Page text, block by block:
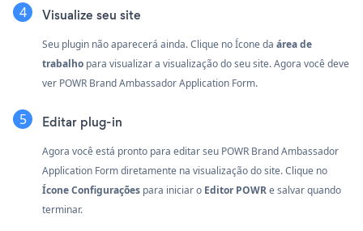
Visualize seu site
Seu plugin não aparecerá ainda. Clique noÍcone da área de
trabalho para visualizar a visualização do seu site. Agora você deve
ver POWR Brand Ambassador Application Form.
Editar plug-in
Agora você está pronto para editar seu POWR Brand Ambassador
Application Form diretamente na visualização do site. Clique no
Ícone Configurações para iniciar o Editor POWRe salvar quando
terminar.